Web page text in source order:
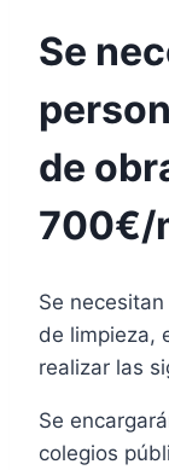
Se
de
700€/
Se
de limpieza,
realizar las
Se
colegios